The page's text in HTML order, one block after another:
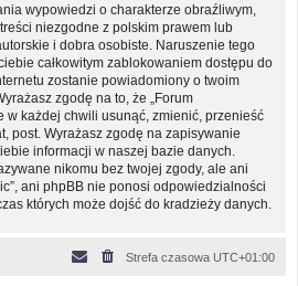
wypowiedzi o charakterze obraźliwym,
niezgodne z polskim prawem lub
i dobra osobiste. Naruszenie tego
całkowitym zablokowaniem dostępu do
zostanie powiadomiony o twoim
zgodę na to, że „Forum
w każdej chwili usunąć, zmienić, przenieść
post. Wyrażasz zgodę na zapisywanie
informacji w naszej bazie danych.
nikomu bez twojej zgody, ale ani
ani phpBB nie ponosi odpowiedzialności
których może dojść do kradzieży danych.
Strefa czasowa UTC+01:00